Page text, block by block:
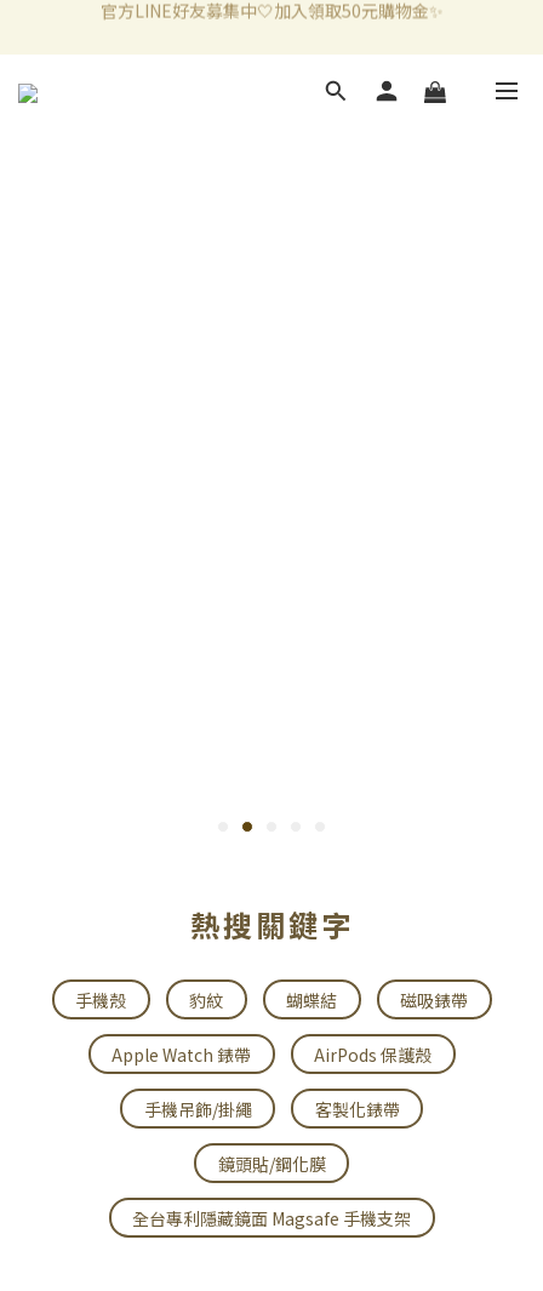
新加入會員滿千折百✨全館899超商免運費🛒
熱搜關鍵字
手機殼 豹紋 蝴蝶結 磁吸錶帶
Apple Watch 錶帶 AirPods 保護殼
手機吊飾/掛繩 客製化錶帶
鏡頭貼/鋼化膜
全台專利隱藏鏡面 Magsafe 手機支架